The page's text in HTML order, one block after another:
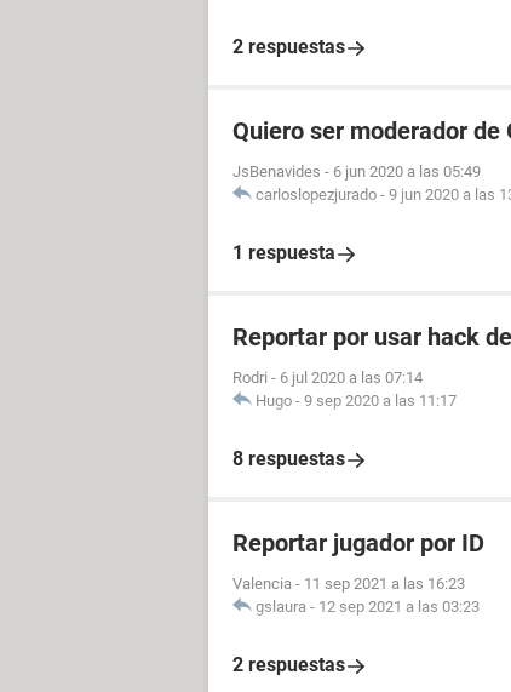
2 respuestas
Quiero ser moderador de
JsBenavides - 6 jun 2020 a las 05:49
carloslopezjurado - 9 jun 2020 a las
1 respuesta
Reportar por usar hack
Rodri - 6 jul 2020 a las 07:14
Hugo - 9 sep 2020 a las 11:17
8 respuestas
Reportar jugador por ID
Valencia - 11 sep 2021 a las 16:23
gslaura - 12 sep 2021 a las 03:23
2 respuestas